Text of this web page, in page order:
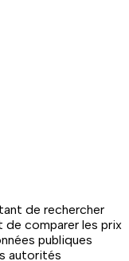
de rechercher
comparer les prix
publiques
autorités